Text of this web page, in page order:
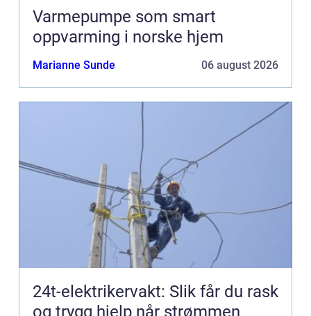
Varmepumpe som smart
oppvarming i norske hjem
Marianne Sunde 06 august 2026
24t-elektrikervakt: Slik får du rask
og trygg hjelp når strømmen